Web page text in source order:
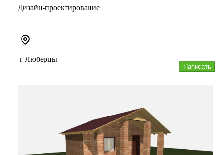
Дизайн-проектирование
Написать
г Люберцы